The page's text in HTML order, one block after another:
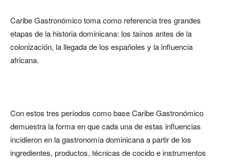
Caribe Gastronómico toma como referencia tres grandes
etapas de la historia dominicana: los taínos antes de la
colonización, la llegada de los españoles y la influencia
africana.
Con estos tres períodos como base Caribe Gastronómico
demuestra la forma en que cada una de estas influencias
incidieron en la gastronomía dominicana a partir de los
ingredientes, productos, técnicas de cocido e instrumentos